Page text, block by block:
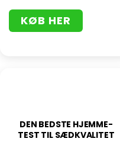
KØB HER
DEN BEDSTE HJEMME-
TEST TIL SÆDKVALITET